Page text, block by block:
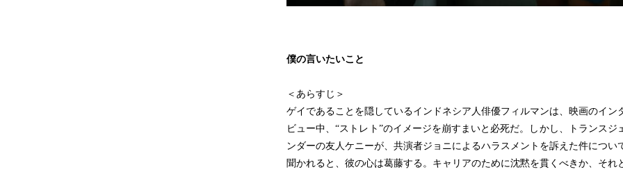
僕の言いたいこと
＜あらすじ＞
ゲイであることを隠しているインドネシア人俳優フィルマンは、映画のイン
ビュー中、“ストレト”のイメージを崩すまいと必死だ。しかし、トランスジ
ンダーの友人ケニーが、共演者ジョニによるハラスメントを訴えた件につい
聞かれると、彼の心は葛藤する。キャリアのために沈黙を貫くべきか、それ